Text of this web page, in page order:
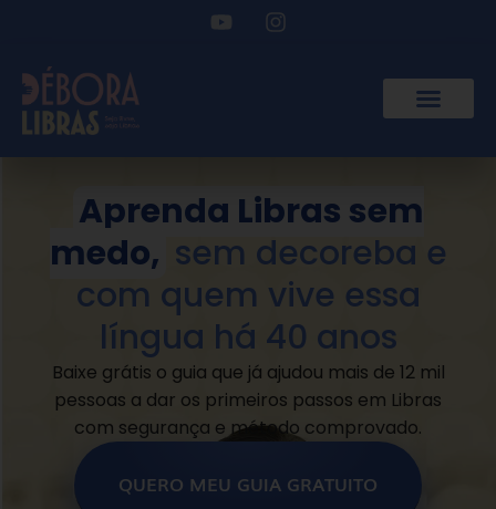
Aprenda Libras sem
medo, sem decoreba e
com quem vive essa
língua há 40 anos
Baixe grátis o guia que já ajudou mais de 12 mil
pessoas a dar os primeiros passos em Libras
com segurança e método comprovado.
QUERO MEU GUIA GRATUITO